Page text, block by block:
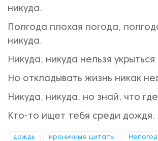
никуда.
Полгода плохая погода,
никуда.
Никуда, никуда нельзя
Но откладывать жизнь никак
Никуда, никуда, но знай, что
Кто-то ищет тебя среди дождя.
дождь ироничные цитаты